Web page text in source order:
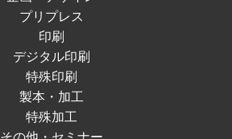
プリプレス
印刷
デジタル印刷
特殊印刷
製本・加工
特殊加工